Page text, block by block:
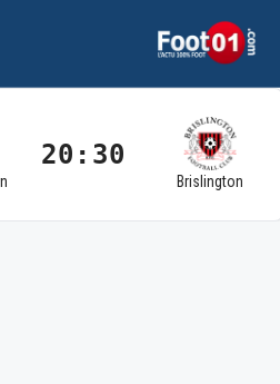
20:30
Brislington